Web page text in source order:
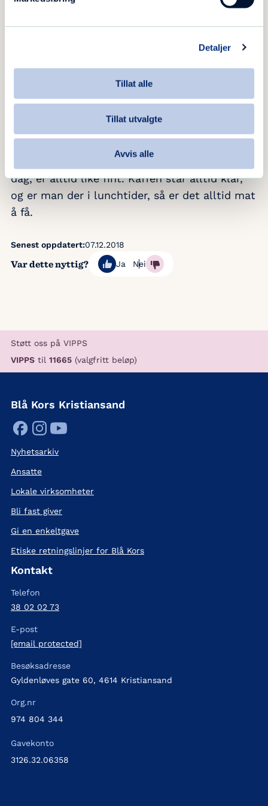
Detaljer
Tillat alle
Tillat utvalgte
Avvis alle
betyr mye.
tatt i mot. Man blir ikke kastet inn i
oppgavene, gjennom en god samtale finner
har anledning til å være med som Tidgiver. Her
dag, er alltid like fint. Kaffen står alltid klar,
og er man der i lunchtider, så er det alltid mat
å få.
Var dette nyttig? Ja Nei
Senest oppdatert:07.12.2018
Støtt oss på VIPPS
VIPPS til 11665 (valgfritt beløp)
Blå Kors Kristiansand
Nyhetsarkiv
Ansatte
Lokale virksomheter
Bli fast giver
Gi en enkeltgave
Etiske retningslinjer for Blå Kors
Kontakt
Telefon
38 02 02 73
E-post
[email protected]
Besøksadresse
Gyldenløves gate 60, 4614 Kristiansand
Org.nr
974 804 344
Gavekonto
3126.32.06358